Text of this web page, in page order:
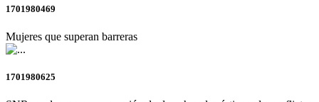
1701980469
Mujeres que superan barreras
1701980625